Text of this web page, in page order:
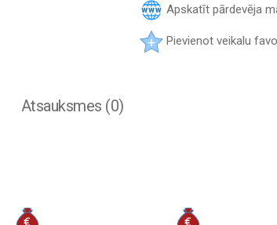
Apskatīt pārdevēja
Pievienot veikalu
Atsauksmes (0)